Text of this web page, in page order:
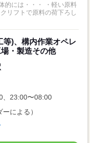
的には・・・ ・軽い原料
リフトで原料の荷下ろし
等)、構内作業オペレ
・製造その他
、23:00〜08:00
による）